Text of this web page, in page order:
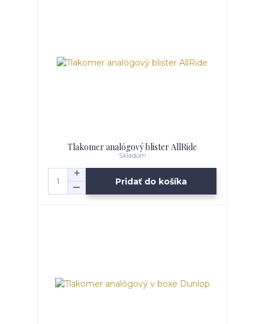
Tlakomer analógový blister AllRide
Skladom
Pridať do košíka